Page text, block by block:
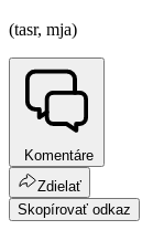
(tasr, mja)
Komentáre
Zdielať
Skopírovať odkaz